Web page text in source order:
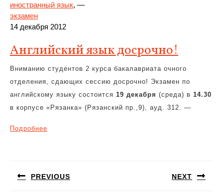
иностранный язык, —
экзамен
14 декабря 2012
Английский язык досрочно!
Вниманию студентов 2 курса бакалавриата очного
отделения, сдающих сессию досрочно! Экзамен по
английскому языку состоится 19 декабря (среда) в 14.30
в корпусе «Рязанка» (Рязанский пр.,9), ауд. 312. —
Подробнее
записям
PREVIOUS NEXT